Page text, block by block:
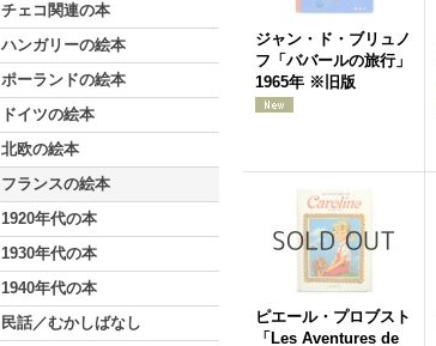
チェコ関連の本
ハンガリーの絵本
ポーランドの絵本
ドイツの絵本
北欧の絵本
フランスの絵本
1920年代の本
1930年代の本
1940年代の本
民話／むかしばなし
ジャン・ド・ブリュノ
フ「ババールの旅行」
1965年 ※旧版
ピエール・プロブスト
「Les Aventures de